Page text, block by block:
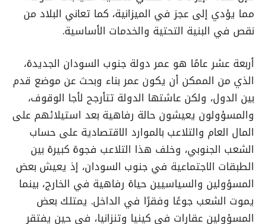
مما يؤدي إلى عجز في الميزانية، كما تعاني البلاد من
نقص في البنية التحتية والخدمات الأساسية.
أربعة عشر عامًا هو عمر دولة جنوب السودان الجديدة،
الذي من الممكن أن يكون عمر بناء وبحث عن موضع قدم
بين الدول، ولكن عاشتها الدولة تتأرجح لأجا الوقوف،
والمسؤولون يعيشون حالة رفاهية بعد استيلائهم على
المال العام والتلاعب بالموارد الاقتصادية على حساب
الشعب الجنوبي، وخلف هذا التلاعب فجوة كبيرة بين
الطبقات الاجتماعية في جنوب السودان، إذ يعيش بعض
المسؤولين والسياسيين حياة رفاهية في الخارج، بينما
يموت الشعب جوعًا وفقرًا في الداخل. يمتلك بعض
المسؤولين عقارات في كينيا وتنزانيا، في حين يفتقر